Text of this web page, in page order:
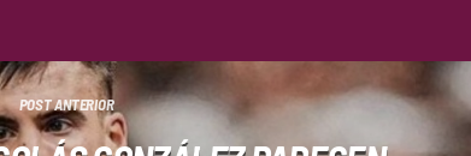
POST ANTERIOR